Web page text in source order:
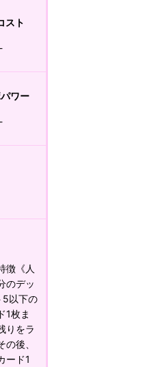
スト
-
ワー
-
徴《人
のデッ
5以下の
1枚ま
りをラ
後、
ード1